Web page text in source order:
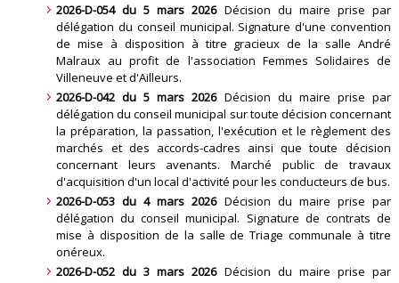
2026-D-054 du 5 mars 2026Décision du maire prise par
délégation du conseil municipal. Signature d'une convention
de mise à disposition à titre gracieux de la salle André
Malraux au profit de l'association Femmes Solidaires de
Villeneuve et d'Ailleurs.
2026-D-042 du 5 mars 2026Décision du maire prise par
délégation du conseil municipal sur toute décision concernant
la préparation, la passation, l'exécution et le règlement des
marchés et des accords-cadres ainsi que toute décision
concernant leurs avenants. Marché public de travaux
d'acquisition d'un local d'activité pour les conducteurs de bus.
2026-D-053 du 4 mars 2026Décision du maire prise par
délégation du conseil municipal. Signature de contrats de
mise à disposition de la salle de Triage communale à titre
onéreux.
2026-D-052 du 3 mars 2026Décision du maire prise par